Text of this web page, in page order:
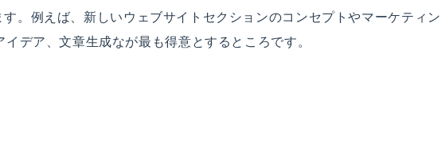
す。例えば、新しいウェブサイトセクションのコンセプトやマーケティン
デア、文章生成なが最も得意とするところです。